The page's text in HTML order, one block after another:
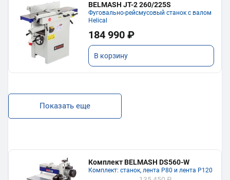
BELMASH JT-2 260/225S
Фуговально-рейсмусовый станок с валом
Helical
184 990 ₽
В корзину
Показать еще
Комплект BELMASH DS560-W
Комплект: станок, лента P80 и лента P120